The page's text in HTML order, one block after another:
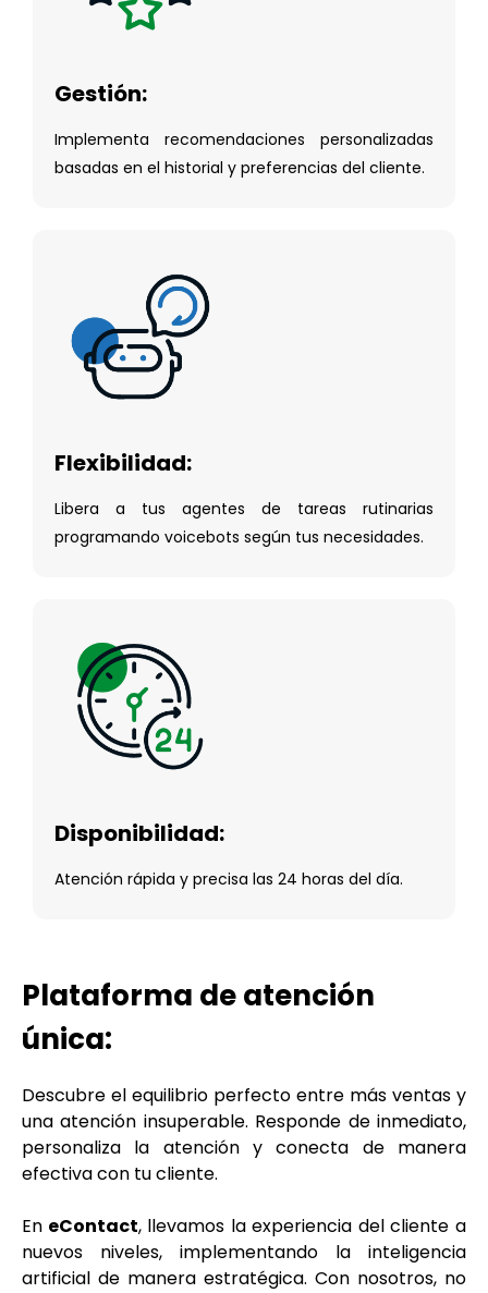
Gestión:
Implementa recomendaciones personalizadas
basadas en el historial y preferencias del cliente.
Flexibilidad:
Libera a tus agentes de tareas rutinarias
programando voicebots según tus necesidades.
Disponibilidad:
Atención rápida y precisa las 24 horas del día.
Plataforma de atención
única:
Descubre el equilibrio perfecto entre más ventas y
una atención insuperable. Responde de inmediato,
personaliza la atención y conecta de manera
efectiva con tu cliente.
En eContact, llevamos la experiencia del cliente a
nuevos niveles, implementando la inteligencia
artificial de manera estratégica. Con nosotros, no